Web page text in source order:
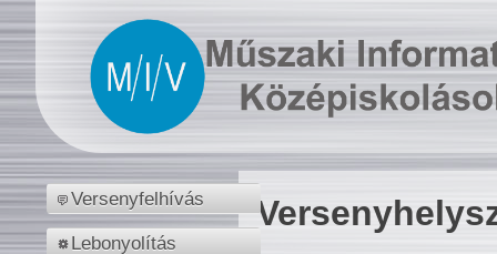
Versenyfelhívás
Lebonyolítás